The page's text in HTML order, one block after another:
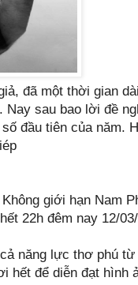
đã một thời gian
Nay sau bao lời đề
đầu tiên của năm.
giới hạn Nam
22h đêm nay 12/
năng lực thơ phú
hết để diễn đạt hình